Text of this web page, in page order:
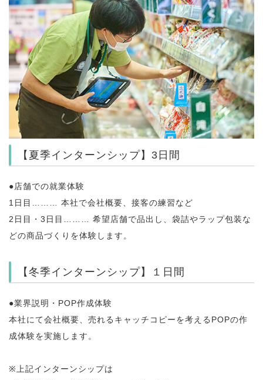
【夏季インターンシップ】3日間
●店舗での就業体験
1日目……… 本社で会社概要、接客の練習など
2日目・3日目……… 希望店舗で品出し、袋詰やラップ包装な
どの商品づくりを体験します。
【冬季インターンシップ】１日間
●業界説明・POP作成体験
本社にて会社概要、売れるキャッチコピーを考えるPOPの作
成体験を実施します。
※上記インターンシップは